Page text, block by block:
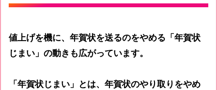
値上げを機に、年賀状を送るのをやめる「年賀状
じまい」の動きも広がっています。
「年賀状じまい」とは、年賀状のやり取りをやめ